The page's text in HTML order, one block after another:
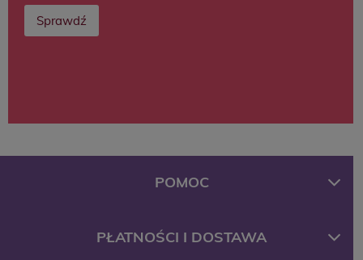
Sprawdź
POMOC
PŁATNOŚCI I DOSTAWA